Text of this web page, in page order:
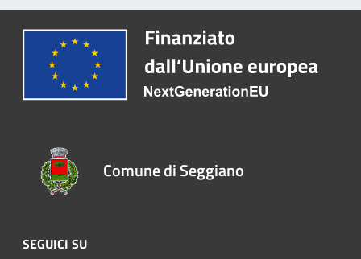
Comune di Seggiano
SEGUICI SU